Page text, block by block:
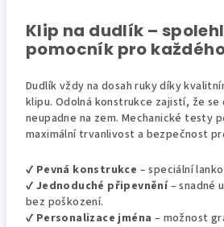
Klip na dudlík –
pomocník pro
Dudlík vždy na dosah ruky díky
klipu. Odolná konstrukce zajistí, že
neupadne na zem. Mechanické testy
maximální trvanlivost a bezpečnost
✔ Pevná konstrukce – speciální
✔ Jednoduché připevnění– snadné
bez poškození.
✔ Personalizace jména – možnost